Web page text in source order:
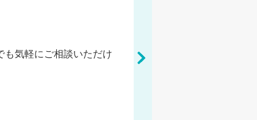
も気軽にご相談いただけ